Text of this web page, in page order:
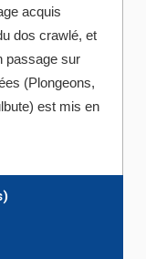
acquis
dos crawlé, et
passage sur
(Plongeons,
est mis en